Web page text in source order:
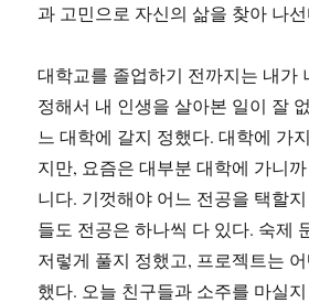
과 고민으로 자신의 삶을 찾아 나
대학교를 졸업하기 전까지는 내가
정해서 내 인생을 살아본 일이 잘
느 대학에 갈지 정했다. 대학에 가
지만, 요즘은 대부분 대학에 가니
니다. 기껏해야 어느 전공을 택할
들도 전공은 하나씩 다 있다. 숙제
저렇게 풀지 정했고, 프로젝트는
했다. 오늘 친구들과 소주를 마실